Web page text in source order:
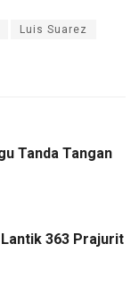
Luis Suarez
Tanda Tangan
363 Prajurit